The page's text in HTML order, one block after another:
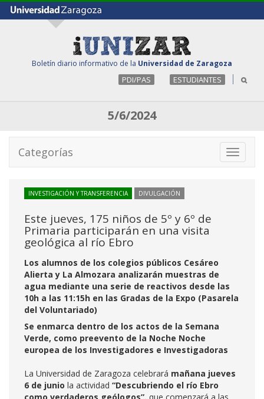
Boletín diario informativo de la Universidad de Zaragoza
PDI/PAS ESTUDIANTES
5/6/2024
Toggle
Categorías
INVESTIGACIÓN Y TRANSFERENCIA DIVULGACIÓN
Este jueves, 175 niños de 5º y 6º de
Primaria participarán en una visita
geológica al río Ebro
Los alumnos de los colegios públicos Cesáreo
Alierta y La Almozara analizarán muestras de
agua mediante una serie de reactivos desde las
10h a las 11:15h en las Gradas de la Expo (Pasarela
del Voluntariado)
Se enmarca dentro de los actos de la Semana
Verde, como preevento de la Noche Noche
europea de los Investigadores e Investigadoras
La Universidad de Zaragoza celebrará mañana jueves
6 de junio la actividad “Descubriendo el río Ebro